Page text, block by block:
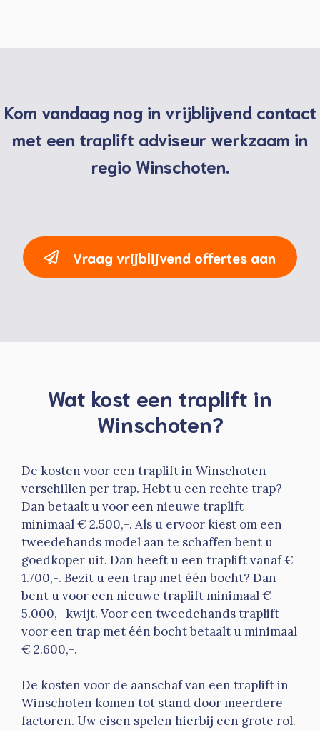
Kom vandaag nog in vrijblijvend contact
met een traplift adviseur werkzaam in
regio Winschoten.
Vraag vrijblijvend offertes aan
Wat kost een traplift in
Winschoten?
De kosten voor een traplift in Winschoten
verschillen per trap. Hebt u een rechte trap?
Dan betaalt u voor een nieuwe traplift
minimaal € 2.500,-. Als u ervoor kiest om een
tweedehands model aan te schaffen bent u
goedkoper uit. Dan heeft u een traplift vanaf €
1.700,-. Bezit u een trap met één bocht? Dan
bent u voor een nieuwe traplift minimaal €
5.000,- kwijt. Voor een tweedehands traplift
voor een trap met één bocht betaalt u minimaal
€ 2.600,-.
De kosten voor de aanschaf van een traplift in
Winschoten komen tot stand door meerdere
factoren. Uw eisen spelen hierbij een grote rol.